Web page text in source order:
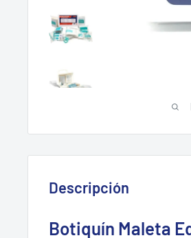
Descripción
Botiquín Maleta